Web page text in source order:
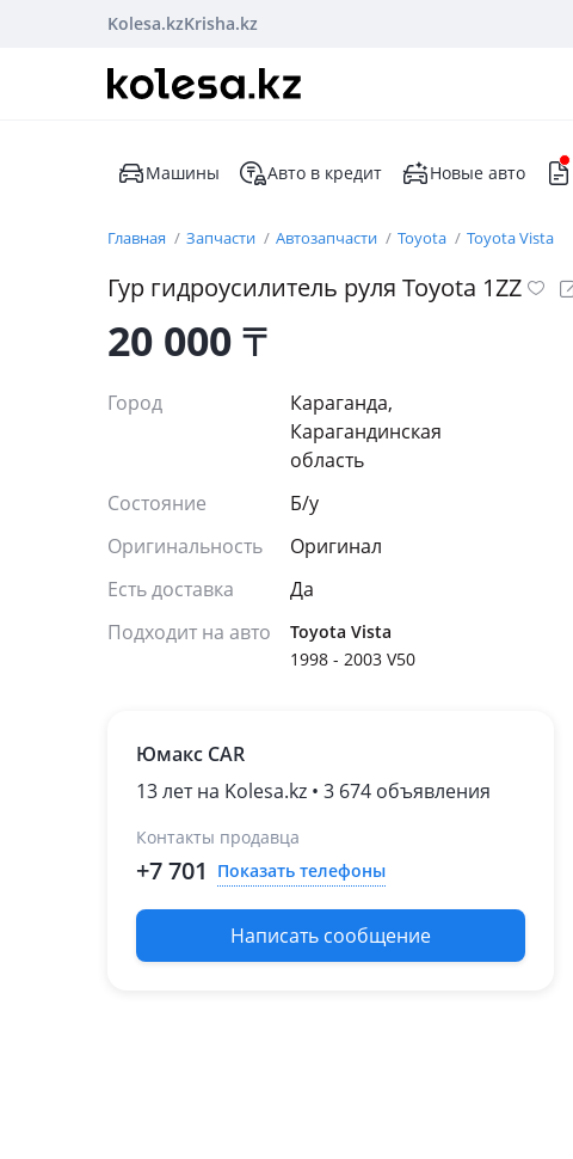
Kolesa.kzKrisha.kz
Машины Авто в кредит Новые авто
Главная Запчасти Автозапчасти Toyota Toyota Vista
Гур гидроусилитель руля Toyota 1ZZ
20 000₸
Город
Караганда,
Карагандинская
область
Состояние
Б/y
Оригинальность
Оригинал
Есть доставка
Да
Подходит на авто
Toyota Vista
1998 - 2003 V50
Юмакс CAR
13 лет на Kolesa.kz • 3 674 объявления
Контакты продавца
+7 701 Показать телефоны
Написать сообщение